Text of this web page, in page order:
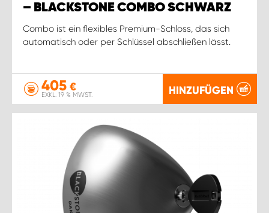
– BLACKSTONE COMBO SCHWARZ
Combo ist ein flexibles Premium-Schloss, das sich
automatisch oder per Schlüssel abschließen lässt.
405 €
EXKL. 19 % MWST. HINZUFÜGEN